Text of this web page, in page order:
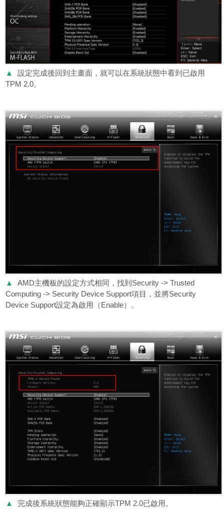
▲
設定完成後回到主畫面，就可以在系統狀態中看到已啟用
TPM 2.0。
▲
AMD主機板的設定方式相同，找到Security -> Trusted
Computing -> Security Device Support項目，並將Security
Device Support設定為啟用（Enable）。
▲ 完成後系統狀態能夠正確顯示TPM 2.0已啟用。